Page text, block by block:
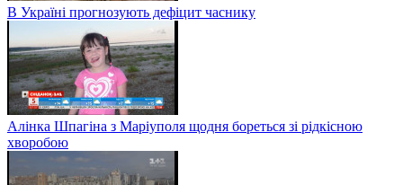
В Україні прогнозують дефіцит часнику
Алінка Шпагіна з Маріуполя щодня бореться зі рідкісною
хворобою